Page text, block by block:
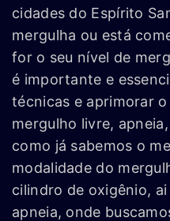
cidades do Espírito
mergulha ou está
for o seu nível de
é importante e
técnicas e aprimorar
mergulho livre,
como já sabemos o
modalidade do
cilindro de oxigênio,
apneia, onde